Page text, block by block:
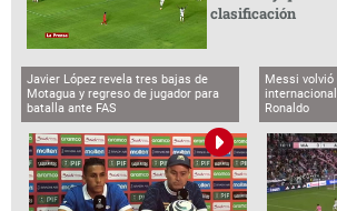
clasificación
Javier López revela tres bajas de
Motagua y regreso de jugador para
batalla ante FAS
Messi
Ronaldo